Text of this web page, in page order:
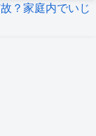
？家庭内でいじ